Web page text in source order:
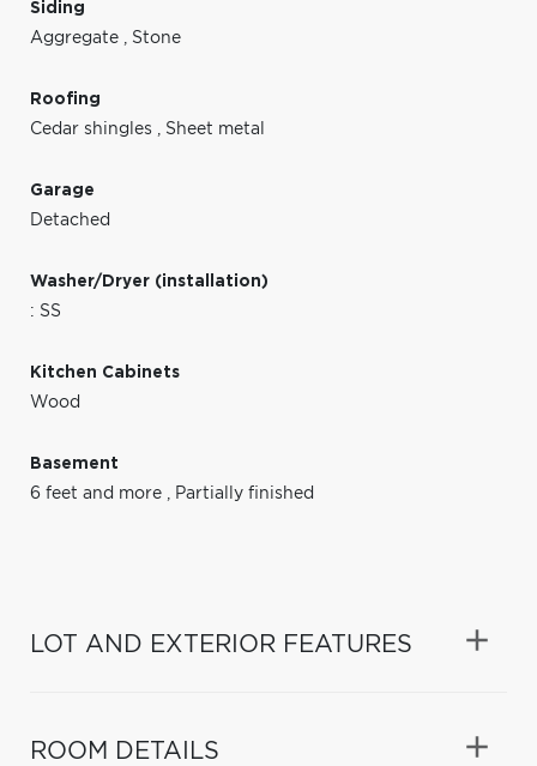
Siding
Aggregate , Stone
Roofing
Cedar shingles , Sheet metal
Garage
Detached
Washer/Dryer (installation)
: SS
Kitchen Cabinets
Wood
Basement
6 feet and more , Partially finished
LOT AND EXTERIOR FEATURES
ROOM DETAILS